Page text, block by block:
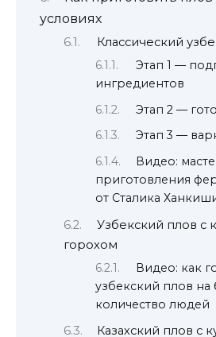
условиях
Классический
Этап 1 —
ингредиентов
Этап 2 —
Этап 3 —
Видео:
приготовления
от Сталика
Узбекский плов
горохом
Видео: как
узбекский плов
количество людей
Казахский плов с